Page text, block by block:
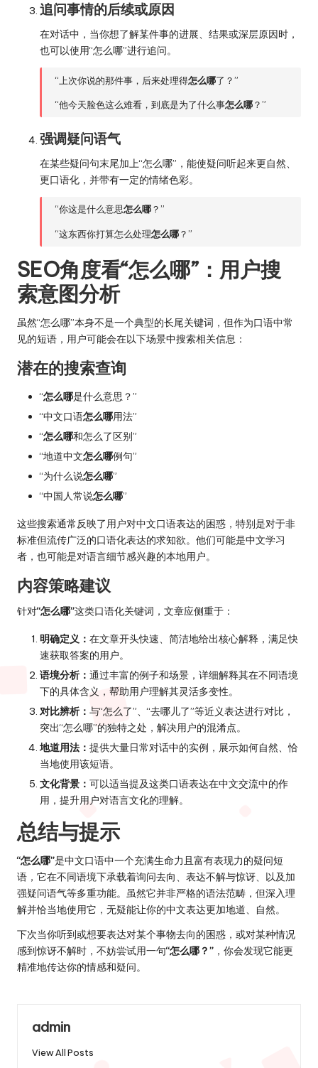
追问事情的后续或原因
在对话中，当你想了解某件事的进展、结果或深层原因时，
也可以使用“怎么哪”进行追问。
“上次你说的那件事，后来处理得怎么哪了？”
“他今天脸色这么难看，到底是为了什么事怎么哪？”
强调疑问语气
在某些疑问句末尾加上“怎么哪”，能使疑问听起来更自然、
更口语化，并带有一定的情绪色彩。
“你这是什么意思怎么哪？”
“这东西你打算怎么处理怎么哪？”
SEO角度看“怎么哪”：用户搜
索意图分析
虽然“怎么哪”本身不是一个典型的长尾关键词，但作为口语中常
见的短语，用户可能会在以下场景中搜索相关信息：
潜在的搜索查询
“怎么哪是什么意思？”
“中文口语怎么哪用法”
“怎么哪和怎么了区别”
“地道中文怎么哪例句”
“为什么说怎么哪”
“中国人常说怎么哪”
这些搜索通常反映了用户对中文口语表达的困惑，特别是对于非
标准但流传广泛的口语化表达的求知欲。他们可能是中文学习
者，也可能是对语言细节感兴趣的本地用户。
内容策略建议
针对“怎么哪”这类口语化关键词，文章应侧重于：
明确定义： 在文章开头快速、简洁地给出核心解释，满足快
速获取答案的用户。
语境分析： 通过丰富的例子和场景，详细解释其在不同语境
下的具体含义，帮助用户理解其灵活多变性。
对比辨析： 与“怎么了”、“去哪儿了”等近义表达进行对比，
突出“怎么哪”的独特之处，解决用户的混淆点。
地道用法： 提供大量日常对话中的实例，展示如何自然、恰
当地使用该短语。
文化背景： 可以适当提及这类口语表达在中文交流中的作
用，提升用户对语言文化的理解。
总结与提示
“怎么哪”是中文口语中一个充满生命力且富有表现力的疑问短
语，它在不同语境下承载着询问去向、表达不解与惊讶、以及加
强疑问语气等多重功能。虽然它并非严格的语法范畴，但深入理
解并恰当地使用它，无疑能让你的中文表达更加地道、自然。
下次当你听到或想要表达对某个事物去向的困惑，或对某种情况
感到惊讶不解时，不妨尝试用一句“怎么哪？” ，你会发现它能更
精准地传达你的情感和疑问。
admin
View All Posts